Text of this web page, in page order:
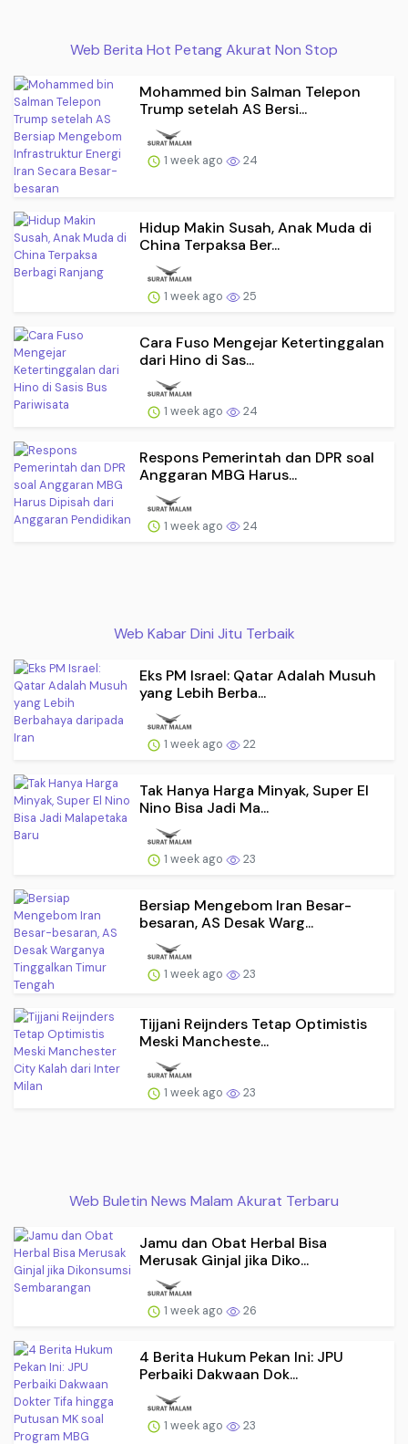
Web Berita Hot Petang Akurat Non Stop
Mohammed bin Salman Telepon
Trump setelah AS Bersi...
1 week ago 24
Hidup Makin Susah, Anak Muda di
China Terpaksa Ber...
1 week ago 25
Cara Fuso Mengejar Ketertinggalan
dari Hino di Sas...
1 week ago 24
Respons Pemerintah dan DPR soal
Anggaran MBG Harus...
1 week ago 24
Web Kabar Dini Jitu Terbaik
Eks PM Israel: Qatar Adalah Musuh
yang Lebih Berba...
1 week ago 22
Tak Hanya Harga Minyak, Super El
Nino Bisa Jadi Ma...
1 week ago 23
Bersiap Mengebom Iran Besar-
besaran, AS Desak Warg...
1 week ago 23
Tijjani Reijnders Tetap Optimistis
Meski Mancheste...
1 week ago 23
Web Buletin News Malam Akurat Terbaru
Jamu dan Obat Herbal Bisa
Merusak Ginjal jika Diko...
1 week ago 26
4 Berita Hukum Pekan Ini: JPU
Perbaiki Dakwaan Dok...
1 week ago 23